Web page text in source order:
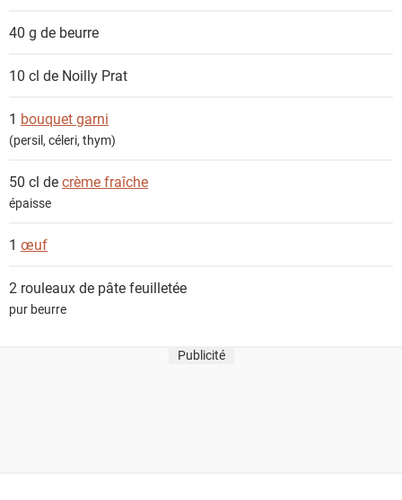
40 g de beurre
10 cl de Noilly Prat
1 bouquet garni
(persil, céleri, thym)
50 cl decrème fraîche
épaisse
1 œuf
2 rouleaux de pâte feuilletée
pur beurre
Publicité